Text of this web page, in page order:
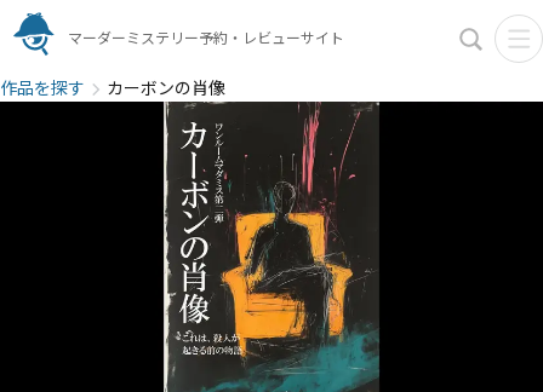
マーダーミステリー予約・レビューサイト
作品を探す カーボンの肖像